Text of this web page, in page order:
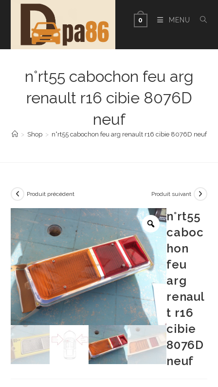
0 MENU
n°rt55 cabochon feu arg
renault r16 cibie 8076D
neuf
> Shop > n°rt55 cabochon feu arg renault r16 cibie 8076D neuf
Produit précédent Produit suivant
n°rt55
caboc
hon
feu
arg
renaul
t r16
cibie
8076D
neuf